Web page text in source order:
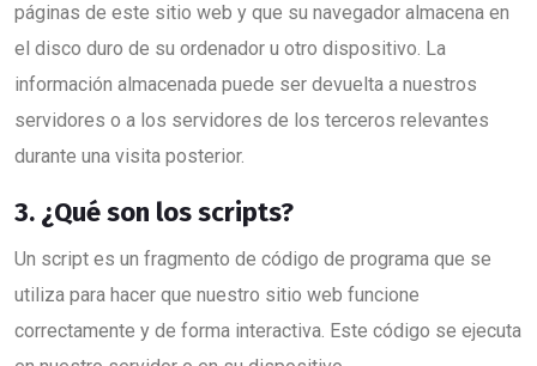
páginas de este sitio web y que su navegador almacena en
el disco duro de su ordenador u otro dispositivo. La
información almacenada puede ser devuelta a nuestros
servidores o a los servidores de los terceros relevantes
durante una visita posterior.
3. ¿Qué son los scripts?
Un script es un fragmento de código de programa que se
utiliza para hacer que nuestro sitio web funcione
correctamente y de forma interactiva. Este código se ejecuta